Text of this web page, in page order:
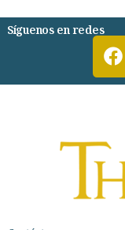
Síguenos en redes